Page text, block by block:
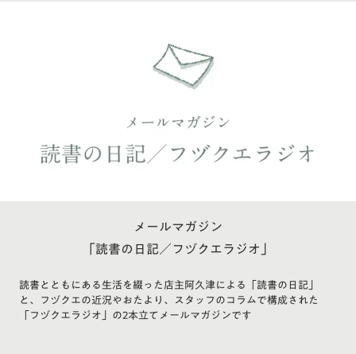
メールマガジン
「読書の日記／フヅクエラジオ」
読書とともにある生活を綴った店主阿久津による「読書の日記」
と、フヅクエの近況やおたより、スタッフのコラムで構成された
「フヅクエラジオ」の2本立てメールマガジンです